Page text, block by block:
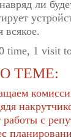
ли
всякое.
time, 1 visit
ТЕМЕ:
с